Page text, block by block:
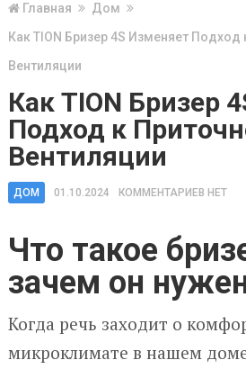
Главная
Дом
Как TION Бризер 4S Изменяет Подход
Вентиляции
Как TION Бризер
Подход к
Вентиляции
ДОМ 01.10.2024 КОММЕНТАРИЕВ НЕТ
Что такое
зачем он
Когда речь заходит о
микроклимате в нашем